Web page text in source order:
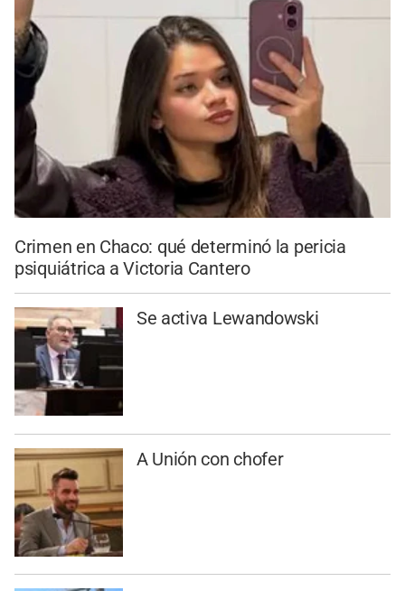
Crimen en Chaco: qué determinó la pericia
psiquiátrica a Victoria Cantero
Se activa Lewandowski
A Unión con chofer